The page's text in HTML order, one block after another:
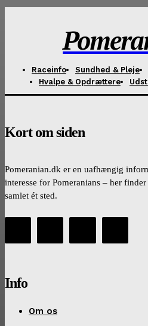
Raceinfo Sundhed & Pleje
Hvalpe & Opdrættere
Kort om siden
Pomeranian.dk er en uafhængig
interesse for Pomeranians – her
samlet ét sted.
Info
Om os